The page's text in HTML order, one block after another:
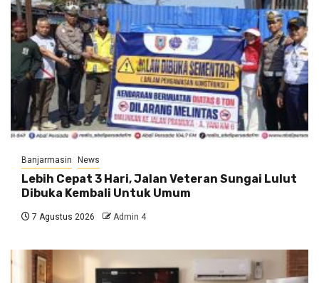
Banjarmasin News
Lebih Cepat 3 Hari, Jalan Veteran Sungai Lulut
Dibuka Kembali Untuk Umum
7 Agustus 2026 Admin 4